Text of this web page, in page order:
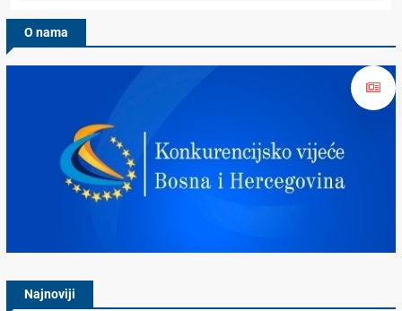
O nama
Najnoviji